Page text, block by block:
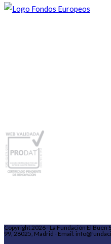
Copyright 2026 - La Fundación El
99, 28025, Madrid - Email: